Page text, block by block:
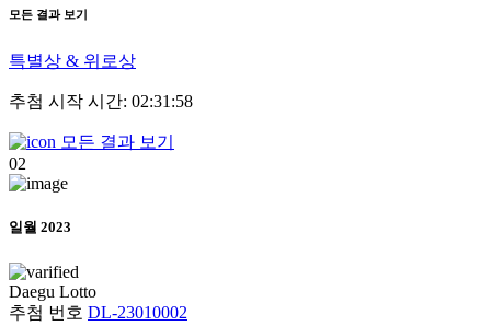
모든 결과 보기
특별상 & 위로상
추첨 시작 시간: 02:31:58
모든 결과 보기
02
일월 2023
Daegu Lotto
추첨 번호 DL-23010002